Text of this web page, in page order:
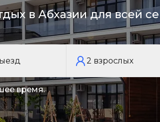
в Абхазии для всей
2 взрослых
время.